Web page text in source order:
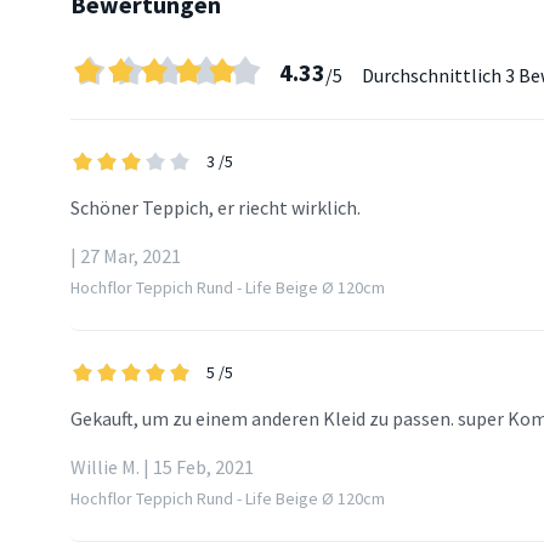
4.33/5 Durchschnittlich 3
3 /5
Schöner Teppich, er riecht wirklich.
| 27 Mar, 2021
Hochflor Teppich Rund - Life Beige Ø 120cm
5 /5
Gekauft, um zu einem anderen Kleid zu passen. super
Willie M. | 15 Feb, 2021
Hochflor Teppich Rund - Life Beige Ø 120cm